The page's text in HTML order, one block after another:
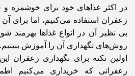
در اکثر غذاهای خود برای خوشمزه
زعفران استفاده می‌کنیم، اما برای
بی نظیر آن در انواع غذاها بهرمند
روش‌های نگهداری آن را آموزش ببینیم.
اولین نکته برای نگهداری
زعفرانی که خریداری می‌کنیم